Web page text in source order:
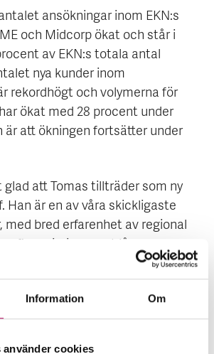
Information Om
använder cookies
ansökningar inom EKN:s
och Midcorp ökat och står i
av EKN:s totala antal
nya kunder inom
rekordhögt och volymerna för
ökat med 28 procent under
är att ökningen fortsätter under
glad att Tomas tillträder som ny
Han är en av våra skickligaste
med bred erfarenhet av regional
finansiering samt lång
privata
- en perfekt
den nya ledarrollen. Med sitt
och breda kunskap kommer
till EKN:s fortsatta strategiska